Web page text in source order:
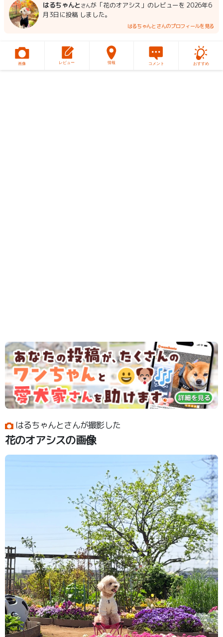
はるちゃんとさんが「花のオアシス」のレビューを 2026年6
月3日に投稿 しました。
はるちゃんとさんのプロフィールを見る
画像 レビュー 情報 コメント おすすめ
はるちゃんとさんが撮影した
花のオアシスの画像